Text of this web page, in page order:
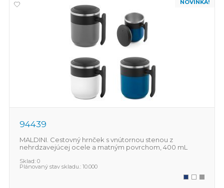
NOVINKA!
94439
MALDINI. Cestovný hrnček s vnútornou stenou z
nehrdzavejúcej ocele a matným povrchom, 400 mL
Sklad: 0
Plánovaný stav skladu.: 10.000